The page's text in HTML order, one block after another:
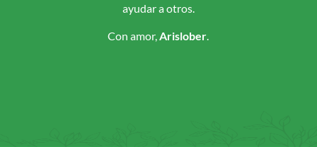
ayudar a otros.
Con amor, Arislober